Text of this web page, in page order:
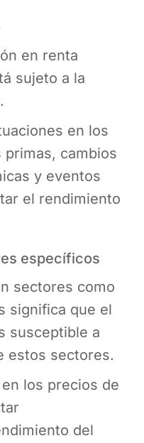
en renta
sujeto a la
en los
cambios
y eventos
el rendimiento
específicos
sectores como
significa que el
susceptible a
estos sectores.
los precios de
del